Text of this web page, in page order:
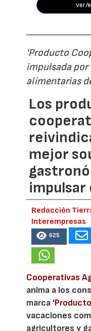
ver/
'Producto
impulsada
alimentarias
Los
mejor
impulsar
Redacción
Interempresas
625
Cooperativas
anima a los
marca
vacaciones
agricultores y